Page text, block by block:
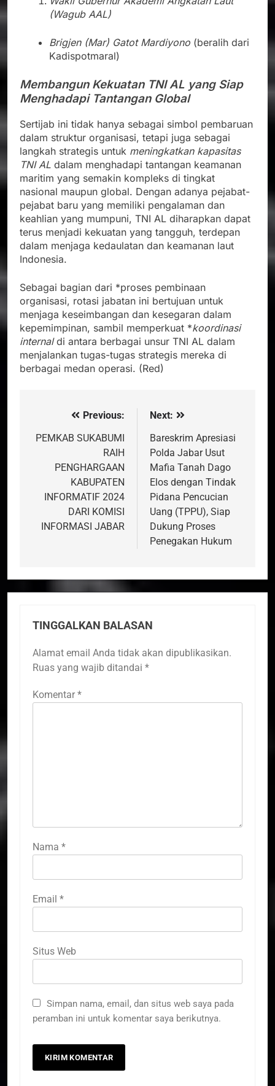
(Wagub AAL)
Brigjen (Mar) Gatot Mardiyono (beralih dari
Kadispotmaral)
Membangun Kekuatan TNI AL yang Siap
Menghadapi Tantangan Global
Sertijab ini tidak hanya sebagai simbol pembaruan
dalam struktur organisasi, tetapi juga sebagai
langkah strategis untuk meningkatkan kapasitas
TNI AL dalam menghadapi tantangan keamanan
maritim yang semakin kompleks di tingkat
nasional maupun global. Dengan adanya pejabat-
pejabat baru yang memiliki pengalaman dan
keahlian yang mumpuni, TNI AL diharapkan dapat
terus menjadi kekuatan yang tangguh, terdepan
dalam menjaga kedaulatan dan keamanan laut
Indonesia.
Sebagai bagian dari *proses pembinaan
organisasi, rotasi jabatan ini bertujuan untuk
menjaga keseimbangan dan kesegaran dalam
kepemimpinan, sambil memperkuat *koordinasi
internaldi antara berbagai unsur TNI AL dalam
menjalankan tugas-tugas strategis mereka di
berbagai medan operasi. (Red)
Navigasi
pos
Previous:
PEMKAB SUKABUMI
RAIH
PENGHARGAAN
KABUPATEN
INFORMATIF 2024
DARI KOMISI
INFORMASI JABAR
Next:
Bareskrim Apresiasi
Polda Jabar Usut
Mafia Tanah Dago
Elos dengan Tindak
Pidana Pencucian
Uang (TPPU), Siap
Dukung Proses
Penegakan Hukum
TINGGALKAN BALASAN
Alamat email Anda tidak akan dipublikasikan.
Ruas yang wajib ditandai *
Komentar *
Nama *
Email *
Situs Web
Simpan nama, email, dan situs web saya pada
peramban ini untuk komentar saya berikutnya.